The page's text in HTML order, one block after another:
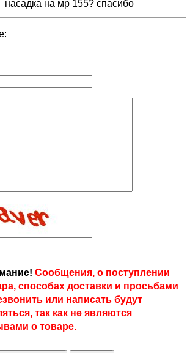
насадка на мр 155? спасибо
Сообщения, о поступлении
способах доставки и просьбами
или написать будут
так как не являются
о товаре.